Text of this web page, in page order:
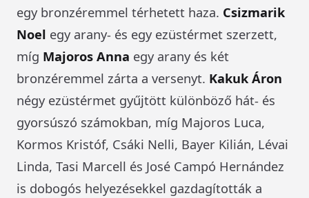
egy bronzéremmel térhetett haza. Csizmarik
Noel egy arany- és egy ezüstérmet szerzett,
míg Majoros Anna egy arany és két
bronzéremmel zárta a versenyt. Kakuk Áron
négy ezüstérmet gyűjtött különböző hát- és
gyorsúszó számokban, míg Majoros Luca,
Kormos Kristóf, Csáki Nelli, Bayer Kilián, Lévai
Linda, Tasi Marcell és José Campó Hernández
is dobogós helyezésekkel gazdagították a